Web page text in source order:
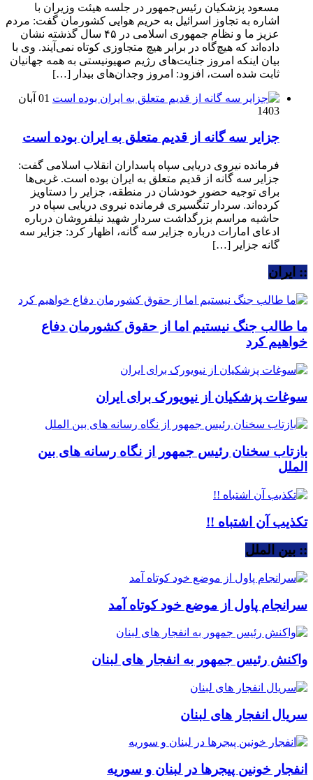
مسعود پزشکیان رئیس‌جمهور در جلسه هیئت وزیران با
اشاره به تجاوز اسرائیل به حریم هوایی کشورمان گفت: مردم
عزیز ما و نظام جمهوری اسلامی در ۴۵ سال گذشته نشان
داده‌اند که هیچ‌گاه در برابر هیچ متجاوزی کوتاه نمی‌آیند. وی با
بیان اینکه امروز جنایت‌های رژیم صهیونیستی به همه جهانیان
ثابت شده است، افزود: امروز وجدان‌های بیدار […]
01 آبان
1403
جزایر سه گانه از قدیم متعلق به ایران بوده است
فرمانده نیروی دریایی سپاه پاسداران انقلاب اسلامی گفت:
جزایر سه گانه از قدیم متعلق به ایران بوده است. غربی‌ها
برای توجیه حضور خودشان در منطقه، جزایر را دستاویز
کرده‌اند. سردار تنگسیری فرمانده نیروی دریایی سپاه در
حاشیه مراسم بزرگداشت سردار شهید نیلفروشان درباره
ادعای امارات درباره جزایر سه گانه، اظهار کرد: جزایر سه
گانه جزایر […]
:: ایران
ما طالب جنگ نیستیم اما از حقوق کشورمان دفاع
خواهیم کرد
سوغات پزشکیان از نیویورک برای ایران
بازتاب سخنان رئیس جمهور از نگاه رسانه های بین
الملل
تکذیب آن اشتباه !!
:: بین الملل
سرانجام پاول از موضع خود کوتاه آمد
واکنش رئیس جمهور به انفجار های لبنان
سریال انفجار های لبنان
انفجار خونین پیجرها در لبنان و سوریه